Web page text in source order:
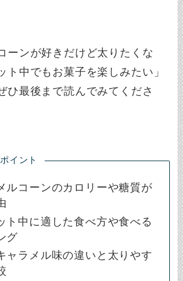
ーンが好きだけど太りたくな
ト中でもお菓子を楽しみたい」
ひ最後まで読んでみてくださ
イント
ルコーンのカロリーや糖質が
ト中に適した食べ方や食べる
グ
ャラメル味の違いと太りやす